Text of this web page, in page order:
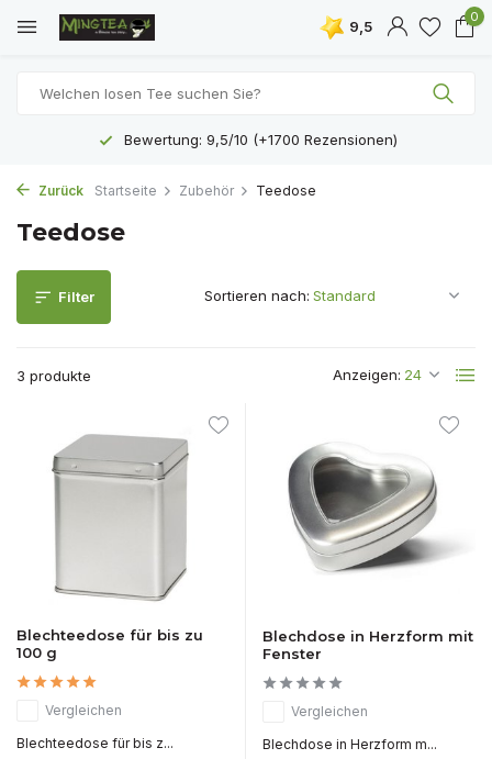
9,5
0
Bewertung: 9,5/10 (+1700 Rezensionen)
Zurück Startseite Zubehör Teedose
Teedose
Filter
3 produkte Anzeigen:
Sortieren nach:
Blechteedose für bis zu
100 g
Vergleichen
Blechteedose für bis z...
Blechdose in Herzform mit
Fenster
Vergleichen
Blechdose in Herzform m...